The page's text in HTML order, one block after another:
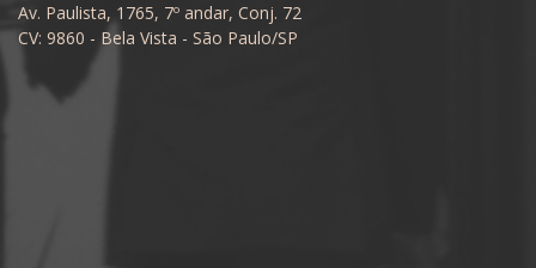
Av. Paulista, 1765, 7º andar, Conj. 72
CV: 9860 - Bela Vista - São Paulo/SP